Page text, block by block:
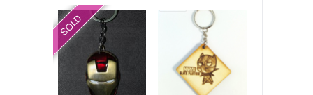
SOLD